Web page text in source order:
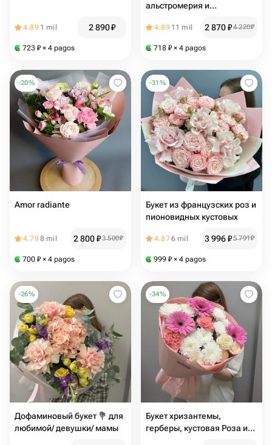
4.89 1 mil 2 890₽
723 ₽ × 4 pagos
альстромерия и
4.89 11 mil 2 870₽4 220₽
718 ₽ × 4 pagos
-20%
Amor radiante
4.798 mil 2 800₽3 500₽
700 ₽ × 4 pagos
-31 %
Букет из французских роз и
пионовидных кустовых
4.876 mil 3 996₽5 791₽
999 ₽ × 4 pagos
-26%
Дофаминовый букет 💐 для
любимой/ девушки/ мамы
-34%
Букет хризантемы,
герберы, кустовая Роза и